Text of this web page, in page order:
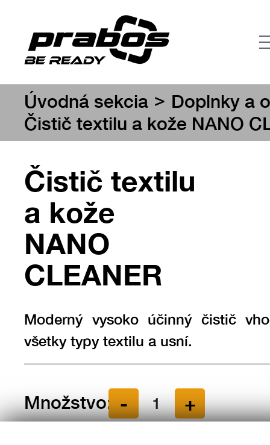
Úvodná sekcia > Doplnky a
Čistič textilu a kože NANO
Čistič textilu
a kože
NANO
CLEANER
Moderný vysoko účinný čistič
všetky typy textilu a usní.
Množstvo: